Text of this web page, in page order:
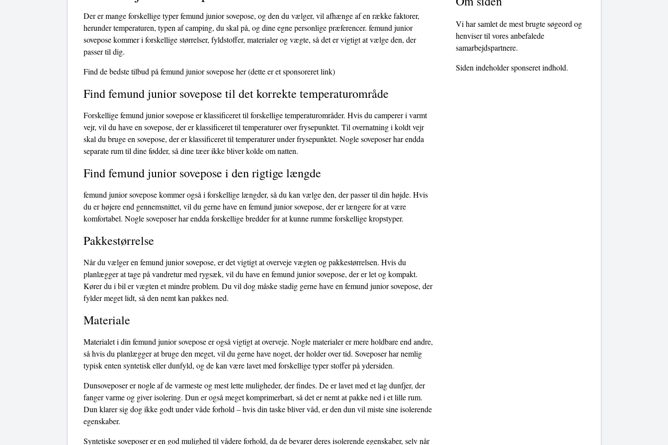
Der er mange forskellige typer femund junior sovepose, og den du vælger, vil afhænge af en række faktorer,
herunder temperaturen, typen af ​​camping, du skal på, og dine egne personlige præferencer. femund junior
sovepose kommer i forskellige størrelser, fyldstoffer, materialer og vægte, så det er vigtigt at vælge den, der
passer til dig.
Find de bedste tilbud på femund junior sovepose her(dette er et sponsoreret link)
Find femund junior sovepose til det korrekte temperaturområde
Forskellige femund junior sovepose er klassificeret til forskellige temperaturområder. Hvis du camperer i varmt
vejr, vil du have en sovepose, der er klassificeret til temperaturer over frysepunktet. Til overnatning i koldt vejr
skal du bruge en sovepose, der er klassificeret til temperaturer under frysepunktet. Nogle soveposer har endda
separate rum til dine fødder, så dine tæer ikke bliver kolde om natten.
Find femund junior sovepose i den rigtige længde
femund junior sovepose kommer også i forskellige længder, så du kan vælge den, der passer til din højde. Hvis
du er højere end gennemsnittet, vil du gerne have en femund junior sovepose, der er længere for at være
komfortabel. Nogle soveposer har endda forskellige bredder for at kunne rumme forskellige kropstyper.
Pakkestørrelse
Når du vælger en femund junior sovepose, er det vigtigt at overveje vægten og pakkestørrelsen. Hvis du
planlægger at tage på vandretur med rygsæk, vil du have en femund junior sovepose, der er let og kompakt.
Kører du i bil er vægten et mindre problem. Du vil dog måske stadig gerne have en femund junior sovepose, der
fylder meget lidt, så den nemt kan pakkes ned.
Materiale
Materialet i din femund junior sovepose er også vigtigt at overveje. Nogle materialer er mere holdbare end andre,
så hvis du planlægger at bruge den meget, vil du gerne have noget, der holder over tid. Soveposer har nemlig
typisk enten syntetisk eller dunfyld, og de kan være lavet med forskellige typer stoffer på ydersiden.
Dunsoveposer er nogle af de varmeste og mest lette muligheder, der findes. De er lavet med et lag dunfjer, der
fanger varme og giver isolering. Dun er også meget komprimerbart, så det er nemt at pakke ned i et lille rum.
Dun klarer sig dog ikke godt under våde forhold – hvis din taske bliver våd, er den dun vil miste sine isolerende
egenskaber.
Syntetiske soveposer er en god mulighed til vådere forhold, da de bevarer deres isolerende egenskaber, selv når
Vi har samlet de mest brugte søgeord og
henviser til vores anbefalede
samarbejdspartnere.
Siden indeholder sponseret indhold.